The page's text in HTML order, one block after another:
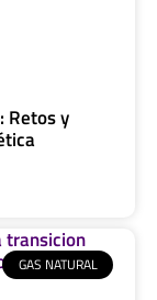
Retos y
GAS NATURAL